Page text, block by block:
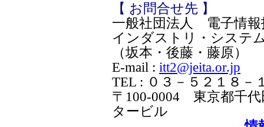
【 お問合せ先 】
一般社団法人 電子情報
インダストリ・システ
（坂本・後藤・藤原）
E-mail : itt2@jeita.or.jp
TEL : ０３－５２１８－
〒100-0004 東京都千
タービル